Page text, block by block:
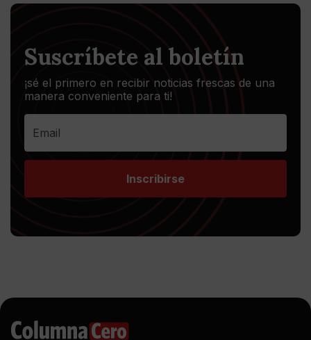
Suscríbete al boletín
¡sé el primero en recibir noticias frescas de una
manera conveniente para ti!
Inscribirse